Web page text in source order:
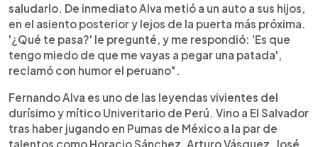
saludarlo. De inmediato Alva metió a un auto a sus hijos,
en el asiento posterior y lejos de la puerta más próxima.
'¿Qué te pasa?' le pregunté, y me respondió: 'Es que
tengo miedo de que me vayas a pegar una patada',
reclamó con humor el peruano".
Fernando Alva es uno de las leyendas vivientes del
durísimo y mítico Univeritario de Perú. Vino a El Salvador
tras haber jugando en Pumas de México a la par de
talentos como Horacio Sánchez, Arturo Vásquez, José